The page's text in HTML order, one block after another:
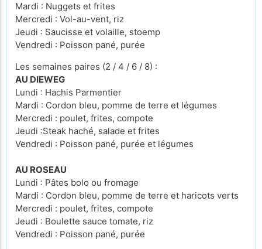
Mardi : Nuggets et frites
Mercredi : Vol-au-vent, riz
Jeudi : Saucisse et volaille, stoemp
Vendredi : Poisson pané, purée
Les semaines paires (2 / 4 / 6 / 8) :
AU DIEWEG
Lundi : Hachis Parmentier
Mardi : Cordon bleu, pomme de terre et légumes
Mercredi : poulet, frites, compote
Jeudi :Steak haché, salade et frites
Vendredi : Poisson pané, purée et légumes
AU ROSEAU
Lundi : Pâtes bolo ou fromage
Mardi : Cordon bleu, pomme de terre et haricots verts
Mercredi : poulet, frites, compote
Jeudi : Boulette sauce tomate, riz
Vendredi : Poisson pané, purée